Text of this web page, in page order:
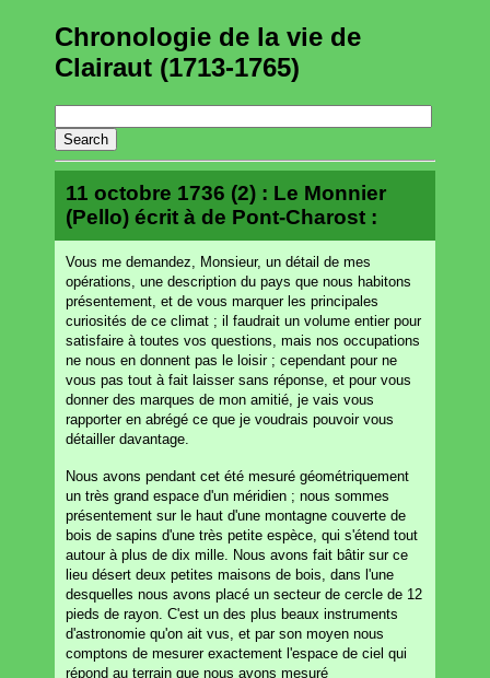
Chronologie de la vie de
Clairaut (1713-1765)
11 octobre 1736 (2) : Le Monnier
(Pello) écrit à de Pont-Charost :
Vous me demandez, Monsieur, un détail de mes
opérations, une description du pays que nous habitons
présentement, et de vous marquer les principales
curiosités de ce climat ; il faudrait un volume entier pour
satisfaire à toutes vos questions, mais nos occupations
ne nous en donnent pas le loisir ; cependant pour ne
vous pas tout à fait laisser sans réponse, et pour vous
donner des marques de mon amitié, je vais vous
rapporter en abrégé ce que je voudrais pouvoir vous
détailler davantage.
Nous avons pendant cet été mesuré géométriquement
un très grand espace d'un méridien ; nous sommes
présentement sur le haut d'une montagne couverte de
bois de sapins d'une très petite espèce, qui s'étend tout
autour à plus de dix mille. Nous avons fait bâtir sur ce
lieu désert deux petites maisons de bois, dans l'une
desquelles nous avons placé un secteur de cercle de 12
pieds de rayon. C'est un des plus beaux instruments
d'astronomie qu'on ait vus, et par son moyen nous
comptons de mesurer exactement l'espace de ciel qui
répond au terrain que nous avons mesuré